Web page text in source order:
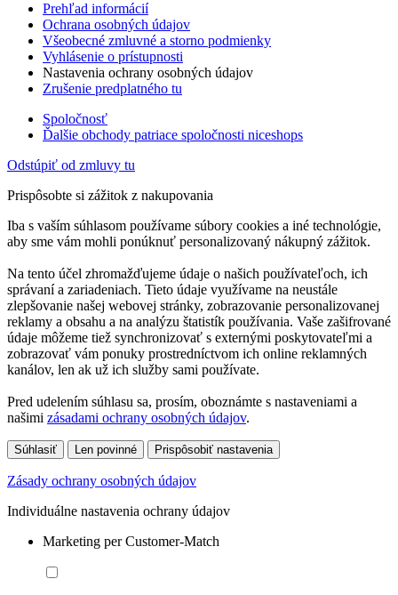
Prehľad informácií
Ochrana osobných údajov
Všeobecné zmluvné a storno podmienky
Vyhlásenie o prístupnosti
Nastavenia ochrany osobných údajov
Zrušenie predplatného tu
Spoločnosť
Ďalšie obchody patriace spoločnosti niceshops
Odstúpiť od zmluvy tu
Prispôsobte si zážitok z nakupovania
Iba s vaším súhlasom používame súbory cookies a iné technológie,
aby sme vám mohli ponúknuť personalizovaný nákupný zážitok.
Na tento účel zhromažďujeme údaje o našich používateľoch, ich
správaní a zariadeniach. Tieto údaje využívame na neustále
zlepšovanie našej webovej stránky, zobrazovanie personalizovanej
reklamy a obsahu a na analýzu štatistík používania. Vaše zašifrované
údaje môžeme tiež synchronizovať s externými poskytovateľmi a
zobrazovať vám ponuky prostredníctvom ich online reklamných
kanálov, len ak už ich služby sami používate.
Pred udelením súhlasu sa, prosím, oboznámte s nastaveniami a
našimi zásadami ochrany osobných údajov.
Súhlasiť Len povinné Prispôsobiť nastavenia
Zásady ochrany osobných údajov
Individuálne nastavenia ochrany údajov
Marketing per Customer-Match